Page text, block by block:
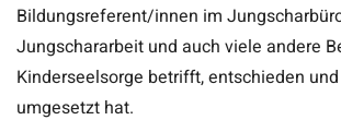
Bildungsreferent/innen im
Jungschararbeit und auch viele andere
Kinderseelsorge betrifft, entschieden
umgesetzt hat.